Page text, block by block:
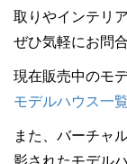
取りやインテリ
ぜひ気軽にお問
現在販売中のモ
モデルハウス一覧
また、バーチャ
影されたモデル